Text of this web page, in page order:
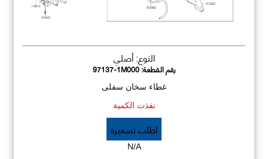
النوع: أصلي
رقم القطعة:97137-1M000
غطاء سخان سفلى
نفذت الكمية
اطلب تسعيرة
N/A